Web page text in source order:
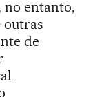
no entanto,
outras
de